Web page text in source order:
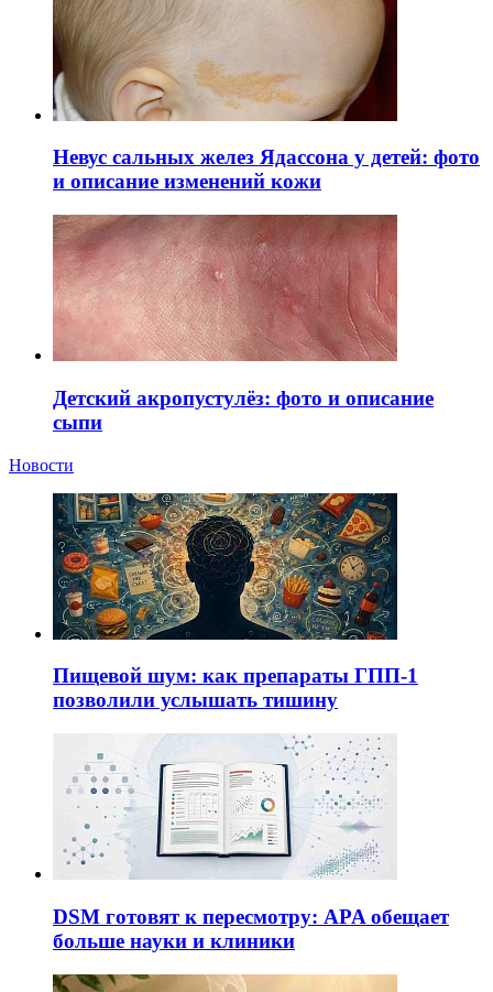
Невус сальных желез Ядассона у детей: фото
и описание изменений кожи
Детский акропустулёз: фото и описание
сыпи
Новости
Пищевой шум: как препараты ГПП-1
позволили услышать тишину
DSM готовят к пересмотру: APA обещает
больше науки и клиники